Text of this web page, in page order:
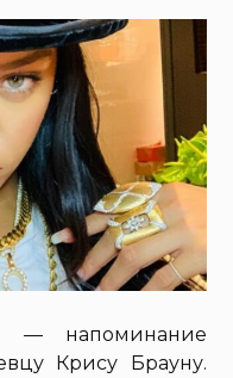
— напоминание
Крису Брауну.